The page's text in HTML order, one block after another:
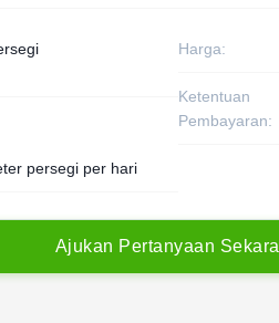
Harga:
Ketentuan
Pembayaran:
persegi per hari
Ajukan Pertanyaan Sekara